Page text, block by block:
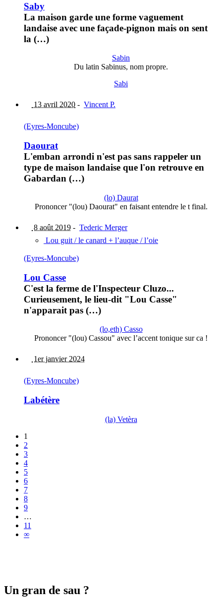
Saby
La maison garde une forme vaguement
landaise avec une façade-pignon mais on sent
la (…)
Sabin
Du latin Sabinus, nom propre.
Sabi
13 avril 2020 - Vincent P.
(Eyres-Moncube)
Daourat
L'emban arrondi n'est pas sans rappeler un
type de maison landaise que l'on retrouve en
Gabardan (…)
(lo) Daurat
Prononcer "(lou) Daourat" en faisant entendre le t final.
8 août 2019 - Tederic Merger
Lou guit / le canard + l’auque / l’oie
(Eyres-Moncube)
Lou Casse
C'est la ferme de l'Inspecteur Cluzo...
Curieusement, le lieu-dit "Lou Casse"
n'apparait pas (…)
(lo,eth) Casso
Prononcer "(lou) Cassou" avec l’accent tonique sur ca !
1er janvier 2024
(Eyres-Moncube)
Labétère
(la) Vetèra
1
2
3
4
5
6
7
8
9
…
11
∞
Un gran de sau ?